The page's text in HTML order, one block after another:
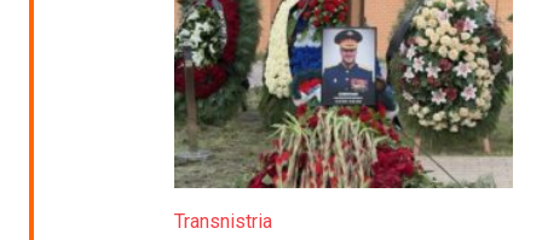
Transnistria